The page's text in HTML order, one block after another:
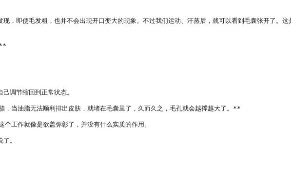
，即使毛发粗，也并不会出现开口变大的现象。不过我们运动、汗蒸后，就可以看到毛囊张开了。
调节缩回到正常状态。
当油脂无法顺利排出皮肤，就堵在毛囊里了，久而久之，毛孔就会越撑越大了。**
工作就像是欲盖弥彰了，并没有什么实质的作用。
。